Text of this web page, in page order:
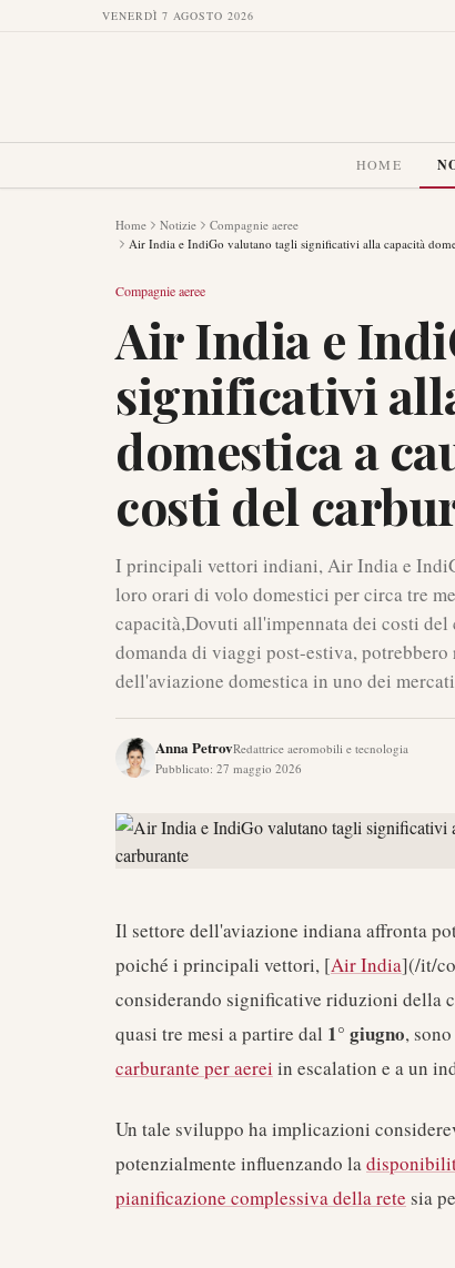
VENERDÌ 7 AGOSTO 2026
HOME
Home Notizie
Compagnie aeree
Air India e IndiGo valutano tagli significativi alla capacità
Compagnie aeree
Air India e
significativi
domestica a
costi del
I principali vettori indiani, Air India e
loro orari di volo domestici per circa tre
capacità,Dovuti all'impennata dei costi
domanda di viaggi post-estiva,
dell'aviazione domestica in uno dei
Anna PetrovRedattrice aeromobili e tecnologia
Pubblicato: 27 maggio 2026
Il settore dell'aviazione indiana affronta
poiché i principali vettori, [Air India](/it/
considerando significative riduzioni della
quasi tre mesi a partire dal 1° giugno,
carburante per aerei in escalation e a un
Un tale sviluppo ha implicazioni
potenzialmente influenzando la
pianificazione complessiva della rete sia